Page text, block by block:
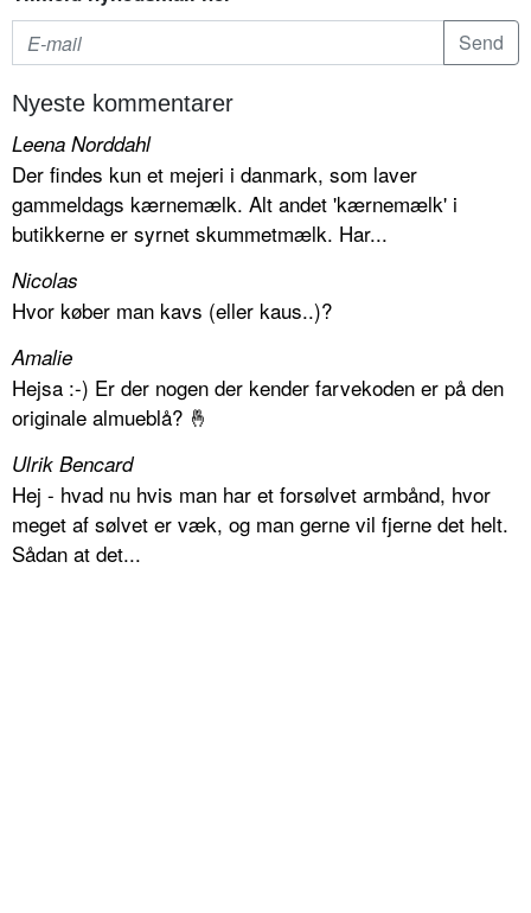
Nyeste kommentarer
Leena Norddahl
Der findes kun et mejeri i danmark, som laver
gammeldags kærnemælk. Alt andet 'kærnemælk' i
butikkerne er syrnet skummetmælk. Har...
Nicolas
Hvor køber man kavs (eller kaus..)?
Amalie
Hejsa :-) Er der nogen der kender farvekoden er på den
originale almueblå? 🤞
Ulrik Bencard
Hej - hvad nu hvis man har et forsølvet armbånd, hvor
meget af sølvet er væk, og man gerne vil fjerne det helt.
Sådan at det...